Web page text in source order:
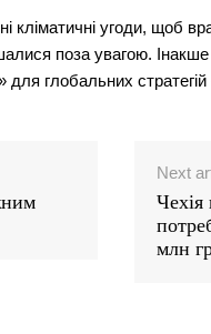
кліматичні угоди, щоб
поза увагою.
глобальних стратегій
Next
Чехія
млн